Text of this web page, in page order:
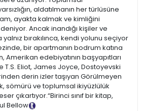
aldatılmanın her türlüsüne
ayakta kalmak ve kimliğini
Ancak inandığı kişiler ve
bırakılınca, kendi yolunu seçiyor
bir apartmanın bodrum katına
Amerikan edebiyatının başyapıtları
Eliot, James Joyce, Dostoyevski
derin izler taşıyan Görülmeyen
sömürü ve toplumsal ikiyüzlülük
çıkartıyor.“Birinci sınıf bir kitap,
Bellow